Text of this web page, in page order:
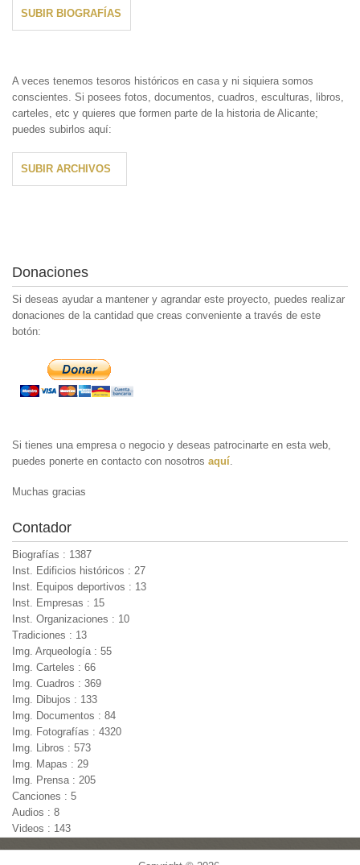
SUBIR BIOGRAFÍAS
A veces tenemos tesoros históricos en casa y ni siquiera somos
conscientes. Si posees fotos, documentos, cuadros, esculturas, libros,
carteles, etc y quieres que formen parte de la historia de Alicante;
puedes subirlos aquí:
SUBIR ARCHIVOS
Donaciones
Si deseas ayudar a mantener y agrandar este proyecto, puedes realizar
donaciones de la cantidad que creas conveniente a través de este
botón:
Si tienes una empresa o negocio y deseas patrocinarte en esta web,
puedes ponerte en contacto con nosotros aquí
Muchas gracias
Contador
Biografías : 1387
Inst. Edificios históricos : 27
Inst. Equipos deportivos : 13
Inst. Empresas : 15
Inst. Organizaciones : 10
Tradiciones : 13
Img. Arqueología : 55
Img. Carteles : 66
Img. Cuadros : 369
Img. Dibujos : 133
Img. Documentos : 84
Img. Fotografías : 4320
Img. Libros : 573
Img. Mapas : 29
Img. Prensa : 205
Canciones : 5
Audios : 8
Videos : 143